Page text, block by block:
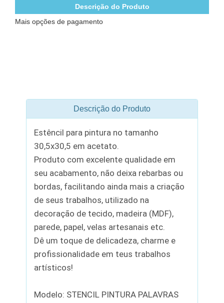
Descrição do Produto
Mais opções de pagamento
Descrição do Produto
Estêncil para pintura no tamanho
30,5x30,5 em acetato.
Produto com excelente qualidade em
seu acabamento, não deixa rebarbas ou
bordas, facilitando ainda mais a criação
de seus trabalhos, utilizado na
decoração de tecido, madeira (MDF),
parede, papel, velas artesanais etc.
Dê um toque de delicadeza, charme e
profissionalidade em teus trabalhos
artísticos!
Modelo: STENCIL PINTURA PALAVRAS